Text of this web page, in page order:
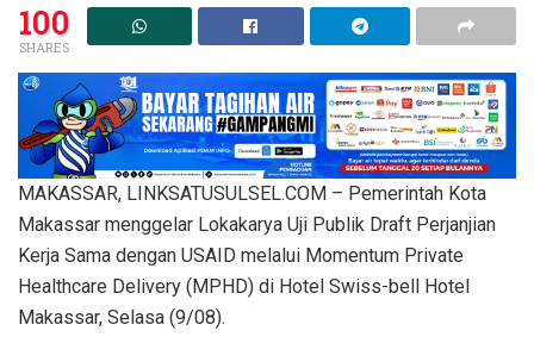
100
SHARES
MAKASSAR, LINKSATUSULSEL.COM – Pemerintah Kota
Makassar menggelar Lokakarya Uji Publik Draft Perjanjian
Kerja Sama dengan USAID melalui Momentum Private
Healthcare Delivery (MPHD) di Hotel Swiss-bell Hotel
Makassar, Selasa (9/08).